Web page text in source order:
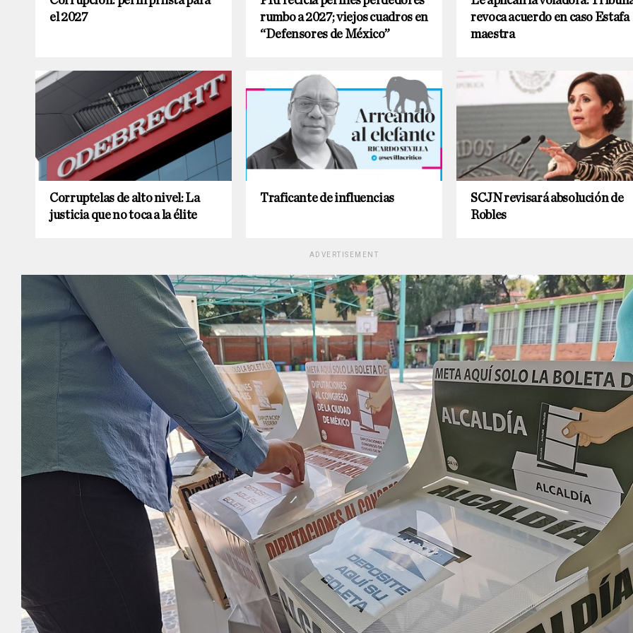
el 2027
rumbo a 2027; viejos cuadros en
“Defensores de México”
revoca acuerdo en caso Estafa
maestra
Corruptelas de alto nivel: La
justicia que no toca a la élite
Traficante de influencias
SCJN revisará absolución de
Robles
ADVERTISEMENT